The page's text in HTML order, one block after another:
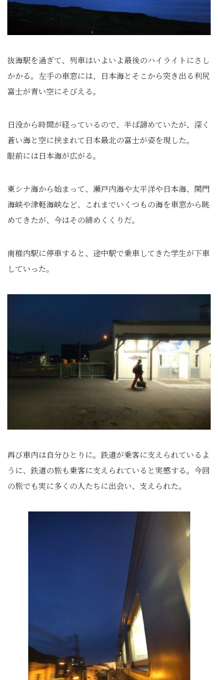
抜海駅を過ぎて、列車はいよいよ最後のハイライトにさし
かかる。左手の車窓には，日本海とそこから突き出る利尻
富士が青い空にそびえる。
日没から時間が経っているので、半ば諦めていたが、深く
蒼い海と空に挟まれて日本最北の富士が姿を現した。
眼前には日本海が広がる。
東シナ海から始まって、瀬戸内海や太平洋や日本海、関門
海峡や津軽海峡など、これまでいくつもの海を車窓から眺
めてきたが、今はその締めくくりだ。
南稚内駅に停車すると、途中駅で乗車してきた学生が下車
していった。
再び車内は自分ひとりに。鉄道が乗客に支えられているよ
うに、鉄道の旅も乗客に支えられていると実感する。今回
の旅でも実に多くの人たちに出会い、支えられた。